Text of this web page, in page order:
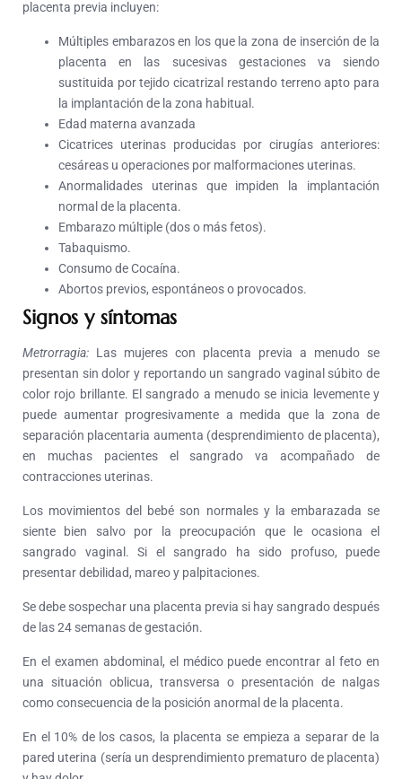
placenta previa incluyen:
Múltiples embarazos en los que la zona de inserción de la
placenta en las sucesivas gestaciones va siendo
sustituida por tejido cicatrizal restando terreno apto para
la implantación de la zona habitual.
Edad materna avanzada
Cicatrices uterinas producidas por cirugías anteriores:
cesáreas u operaciones por malformaciones uterinas.
Anormalidades uterinas que impiden la implantación
normal de la placenta.
Embarazo múltiple (dos o más fetos).
Tabaquismo.
Consumo de Cocaína.
Abortos previos, espontáneos o provocados.
Signos y síntomas
Metrorragia: Las mujeres con placenta previa a menudo se
presentan sin dolor y reportando un sangrado vaginal súbito de
color rojo brillante. El sangrado a menudo se inicia levemente y
puede aumentar progresivamente a medida que la zona de
separación placentaria aumenta (desprendimiento de placenta),
en muchas pacientes el sangrado va acompañado de
contracciones uterinas.
Los movimientos del bebé son normales y la embarazada se
siente bien salvo por la preocupación que le ocasiona el
sangrado vaginal. Si el sangrado ha sido profuso, puede
presentar debilidad, mareo y palpitaciones.
Se debe sospechar una placenta previa si hay sangrado después
de las 24 semanas de gestación.
En el examen abdominal, el médico puede encontrar al feto en
una situación oblicua, transversa o presentación de nalgas
como consecuencia de la posición anormal de la placenta.
En el 10% de los casos, la placenta se empieza a separar de la
pared uterina (sería un desprendimiento prematuro de placenta)